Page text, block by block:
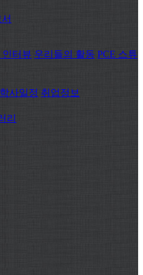
인터뷰 우리들의 활동 PCE 스튜
학사일정 취업정보
리